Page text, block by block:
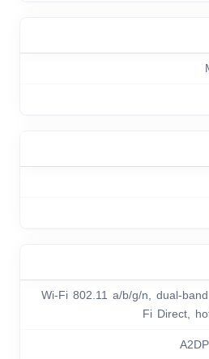
Wi-Fi 802.11 a/b/g/n, dual-
Fi Direct,